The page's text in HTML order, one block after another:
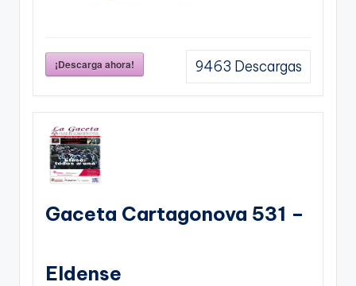
¡Descarga ahora! 9463 Descargas
Gaceta Cartagonova 531 –
Eldense